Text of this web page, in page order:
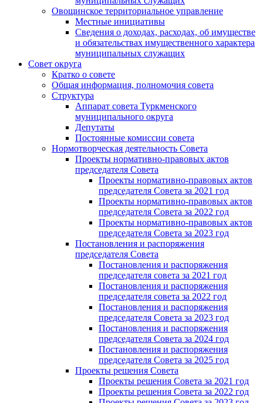
Овощинское территориальное управление
Местные инициативы
Сведения о доходах, расходах, об имуществе
и обязательствах имущественного характера
муниципальных служащих
Совет округа
Кратко о совете
Общая информация, полномочия совета
Структура
Аппарат совета Туркменского
муниципального округа
Депутаты
Постоянные комиссии совета
Нормотворческая деятельность Совета
Проекты нормативно-правовых актов
председателя Cовета
Проекты нормативно-правовых актов
председателя Cовета за 2021 год
Проекты нормативно-правовых актов
председателя Cовета за 2022 год
Проекты нормативно-правовых актов
председателя Cовета за 2023 год
Постановления и распоряжения
председателя Cовета
Постановления и распоряжения
председателя совета за 2021 год
Постановления и распоряжения
председателя совета за 2022 год
Постановления и распоряжения
председателя Cовета за 2023 год
Постановления и распоряжения
председателя Cовета за 2024 год
Постановления и распоряжения
председателя Cовета за 2025 год
Проекты решения Cовета
Проекты решения Совета за 2021 год
Проекты решения Совета за 2022 год